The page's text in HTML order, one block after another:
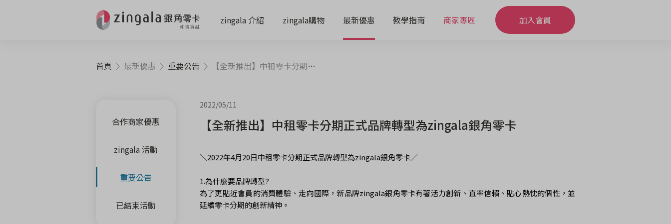
zingala 介紹 zingala購物 最新優惠 教學指南 商家專區 加入會員
首頁 最新優惠 重要公告 【全新推出】中租零卡分期正式品牌轉型為zingala銀角零卡
合作商家優惠
zingala 活動
重要公告
已結束活動
2022/05/11
【全新推出】中租零卡分期正式品牌轉型為zingala銀角零卡
＼2022年4月20日中租零卡分期正式品牌轉型為zingala銀角零卡／
1.為什麼要品牌轉型?
為了更貼近會員的消費體驗、走向國際，新品牌zingala銀角零卡有著活力創新、直率信賴、貼心熱忱的個性，並
延續零卡分期的創新精神。